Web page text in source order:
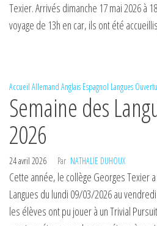
Texier. Arrivés dimanche 17 mai 2026 à
voyage de 13h en car, ils ont été
Accueil Allemand Anglais Espagnol Langues
Semaine des
2026
24 avril 2026 Par NATHALIE DUHOUX
Cette année, le collège Georges Texier
Langues du lundi 09/03/2026 au
les élèves ont pu jouer à un Trivial